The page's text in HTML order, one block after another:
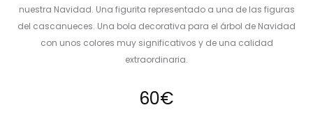
nuestra Navidad. Una figurita representado a una de las figuras
del cascanueces. Una bola decorativa para el árbol de Navidad
con unos colores muy significativos y de una calidad
extraordinaria.
60€